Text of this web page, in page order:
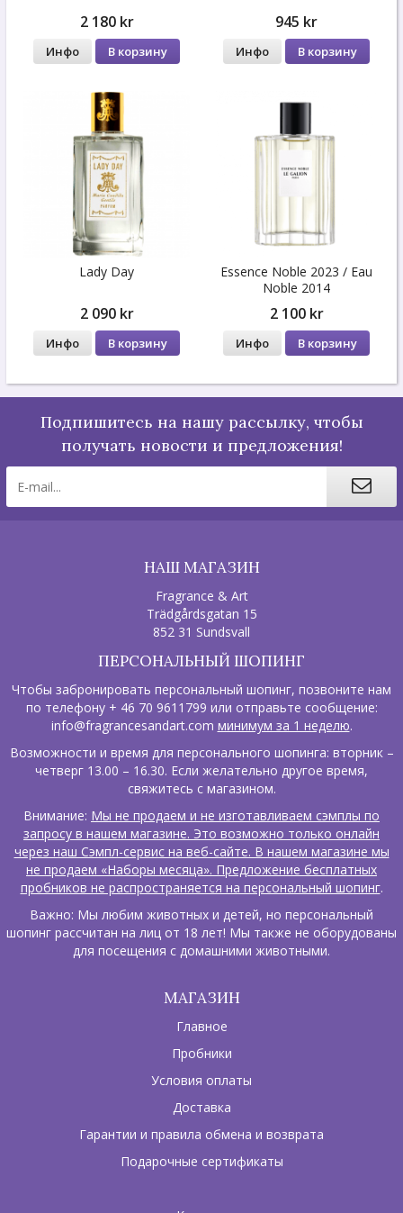
2 180 kr
Инфо В корзину
945 kr
Инфо В корзину
Lady Day
2 090 kr
Инфо В корзину
Essence Noble 2023 / Eau
Noble 2014
2 100 kr
Инфо В корзину
Подпишитесь на нашу рассылку, чтобы
получать новости и предложения!
НАШ МАГАЗИН
Fragrance & Art
Trädgårdsgatan 15
852 31 Sundsvall
ПЕРСОНАЛЬНЫЙ ШОПИНГ
Чтобы забронировать персональный шопинг, позвоните нам
по телефону + 46 70 9611799 или отправьте сообщение:
info@fragrancesandart.com минимум за 1 неделю.
Возможности и время для персонального шопинга: вторник –
четверг 13.00 – 16.30. Если желательно другое время,
свяжитесь с магазином.
Внимание: Мы не продаем и не изготавливаем сэмплы по
запросу в нашем магазине. Это возможно только онлайн
через наш Сэмпл-сервис на веб-сайте. В нашем магазине мы
не продаем «Наборы месяца». Предложение бесплатных
пробников не распространяется на персональный шопинг.
Важно: Мы любим животных и детей, но персональный
шопинг рассчитан на лиц от 18 лет! Мы также не оборудованы
для посещения с домашними животными.
МАГАЗИН
Главное
Пробники
Условия оплаты
Доставка
Гарантии и правила обмена и возврата
Подарочные сертификаты